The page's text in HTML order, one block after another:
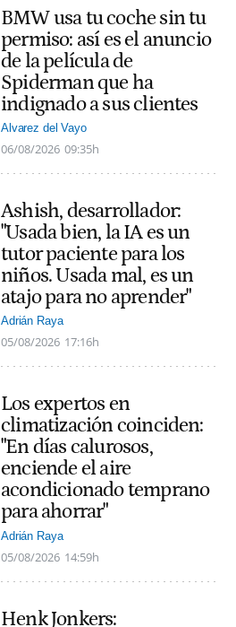
BMW usa tu coche sin tu
permiso: así es el anuncio
de la película de
Spiderman que ha
indignado a sus clientes
Alvarez del Vayo
06/08/2026 09:35h
Ashish, desarrollador:
"Usada bien, la IA es un
tutor paciente para los
niños. Usada mal, es un
atajo para no aprender"
Adrián Raya
05/08/2026 17:16h
Los expertos en
climatización coinciden:
"En días calurosos,
enciende el aire
acondicionado temprano
para ahorrar"
Adrián Raya
05/08/2026 14:59h
Henk Jonkers: